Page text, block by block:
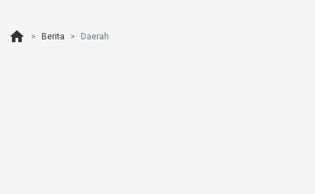
home Berita Daerah